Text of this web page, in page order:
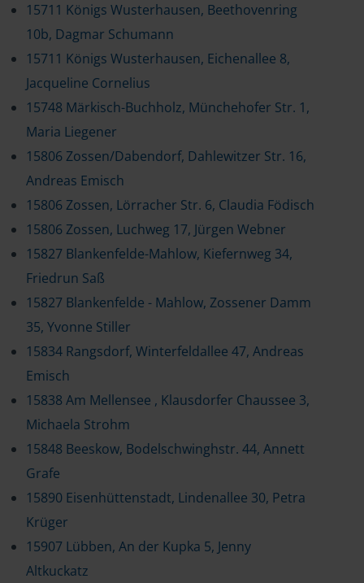
15711 Königs Wusterhausen, Beethovenring
10b, Dagmar Schumann
15711 Königs Wusterhausen, Eichenallee 8,
Jacqueline Cornelius
15748 Märkisch-Buchholz, Münchehofer Str. 1,
Maria Liegener
15806 Zossen/Dabendorf, Dahlewitzer Str. 16,
Andreas Emisch
15806 Zossen, Lörracher Str. 6, Claudia Födisch
15806 Zossen, Luchweg 17, Jürgen Webner
15827 Blankenfelde-Mahlow, Kiefernweg 34,
Friedrun Saß
15827 Blankenfelde - Mahlow, Zossener Damm
35, Yvonne Stiller
15834 Rangsdorf, Winterfeldallee 47, Andreas
Emisch
15838 Am Mellensee , Klausdorfer Chaussee 3,
Michaela Strohm
15848 Beeskow, Bodelschwinghstr. 44, Annett
Grafe
15890 Eisenhüttenstadt, Lindenallee 30, Petra
Krüger
15907 Lübben, An der Kupka 5, Jenny
Altkuckatz